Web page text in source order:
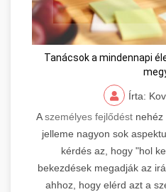
Tanácsok a mindennapi
Írta:
Aszemélyes fejlődést nehéz
jelleme nagyon sok
kérdés az, hogy "hol
bekezdések megadják az
ahhoz, hogy elérd azt a